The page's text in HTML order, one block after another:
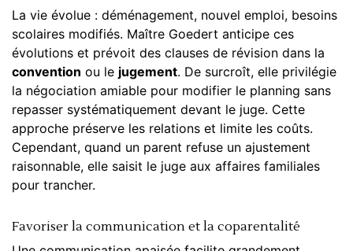
La vie évolue : déménagement, nouvel emploi, besoins
scolaires modifiés. Maître Goedert anticipe ces
évolutions et prévoit des clauses de révision dans la
convention ou le jugement. De surcroît, elle privilégie
la négociation amiable pour modifier le planning sans
repasser systématiquement devant le juge. Cette
approche préserve les relations et limite les coûts.
Cependant, quand un parent refuse un ajustement
raisonnable, elle saisit le juge aux affaires familiales
pour trancher.
Favoriser la communication et la coparentalité